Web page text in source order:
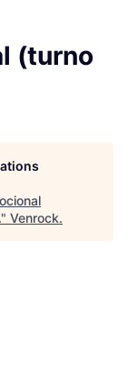
(turno
" Venrock.